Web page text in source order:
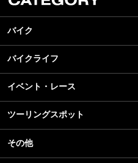
バイク
New Model Show
モデル情報
カスタマイズパーツ
テクノロジー
名車・旧車
ビジネス
バイクライフ
アプリ
ライディングギア
ツーリング
アウトドア
イベント・レース
モータースポーツ
イベント
スクール・レッスン
ツーリングスポット
その他